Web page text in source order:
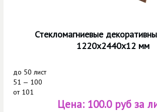
Стекломагниевые
1220х2440х12 мм
до 50 лист
51 — 100
от101
Цена: 100.0 руб за